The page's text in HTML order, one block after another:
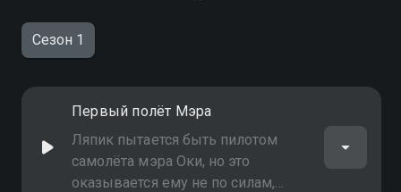
Сезон 1
Первый полёт Мэра
Ляпик пытается быть пилотом
самолёта мэра Оки, но это
оказывается ему не по силам,